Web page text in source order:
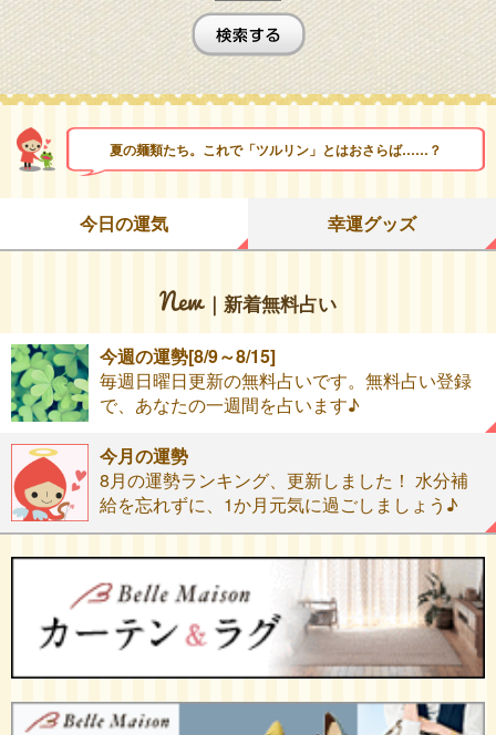
夏の麺類たち。これで「ツルリン」とはおさらば……？
今日の運気 幸運グッズ
｜新着無料占い
今週の運勢[8/9～8/15]
毎週日曜日更新の無料占いです。無料占い登録
で、あなたの一週間を占います♪
今月の運勢
8月の運勢ランキング、更新しました！ 水分補
給を忘れずに、1か月元気に過ごしましょう♪